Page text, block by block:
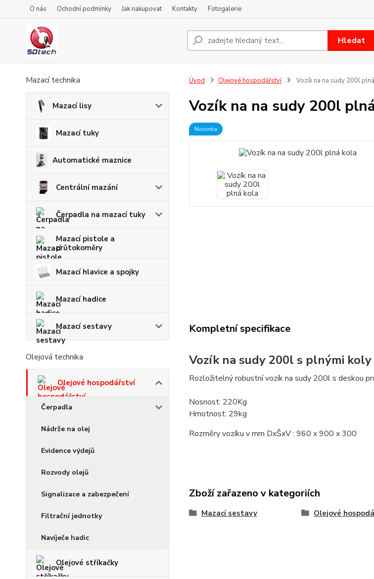
O nás Ochodní podmínky Jak nakupovat Kontakty Fotogalerie
Hledat
Mazací technika
Mazací lisy
Mazací tuky
Automatické maznice
Centrální mazání
Čerpadla na mazací tuky
Mazací pistole a
průtokoměry
Mazací hlavice a spojky
Mazací hadice
Mazací sestavy
Olejová technika
Olejové hospodářství
Čerpadla
Nádrže na olej
Evidence výdejů
Rozvody olejů
Signalizace a zabezpečení
Filtrační jednotky
Navíječe hadic
Olejové stříkačky
Úvod Olejové hospodářství Vozík na na sudy 200l
Vozík na na sudy 200l
Novinka
Kompletní specifikace
Vozík na sudy 200l s plnými
Rozložitelný robustní vozík na sudy 200l s deskou
Nosnost: 220Kg
Hmotnost: 29kg
Rozměry vozíku v mm DxŠxV : 960 x 900 x 300
Zboží zařazeno v kategoriích
Mazací sestavy Olejové